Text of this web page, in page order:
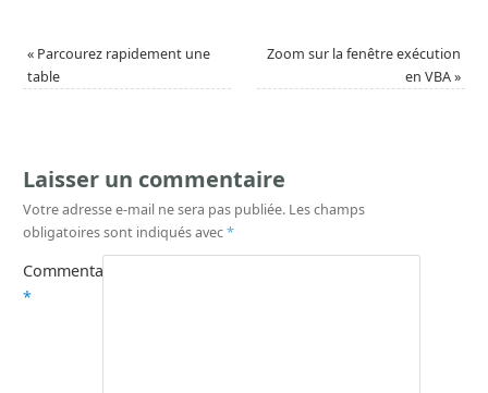
« Parcourez rapidement une
table
Zoom sur la fenêtre exécution
en VBA»
Laisser un commentaire
Votre adresse e-mail ne sera pas publiée. Les champs
obligatoires sont indiqués avec*
Commentaire
*